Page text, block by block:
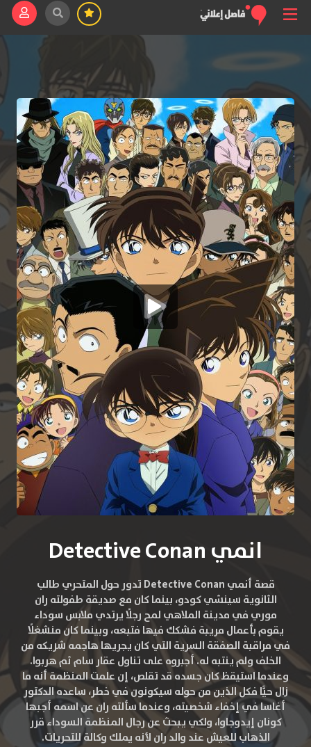
انمي Detective Conan
قصة أنمي Detective Conan تدور حول المتحري طالب
الثانوية سينشي كودو، بينما كان مع صديقة طفولته ران
موري في مدينة الملاهي لمح رجلًا يرتدي ملابس سوداء
يقوم بأعمال مريبة فشكك فيها فتبعه، وبينما كان منشغلًا
في مراقبة الصفقة السرية التي كان يجريها هاجمه شريكه من
الخلف ولم ينتبه له. أجبروه على تناول عقار سام ثم هربوا.
وعندما استيقظ كان جسده قد تقلص، إن علمت المنظمة أنه ما
زال حيًّا فكل الذين من حوله سيكونون في خطر، ساعده الدكتور
أغاسا في إخفاء شخصيته، وعندما سألته ران عن اسمه أجبها
كونان إيدوجاوا، ولكي يبحث عن رجال المنظمة السوداء قرر
الذهاب للعيش عند والد ران لأنه يملك وكالة للتحريات.